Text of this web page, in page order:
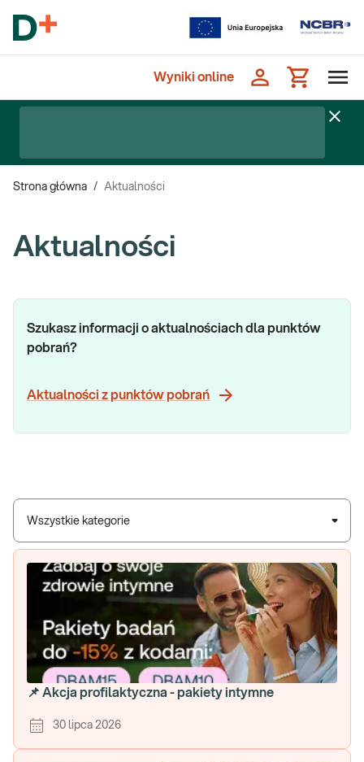
Wyniki online
Strona główna / Aktualności
Aktualności
Wszystkie kategorie
Szukasz informacji o aktualnościach dla punktów
pobrań?
Aktualności z punktów pobrań
📌 Akcja profilaktyczna - pakiety intymne
30 lipca 2026